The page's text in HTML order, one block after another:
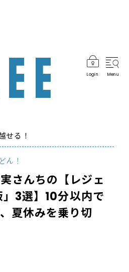
Login Menu
せる！
ん！
さんちの【レジェ
3選】10分以内で
夏休みを乗り切